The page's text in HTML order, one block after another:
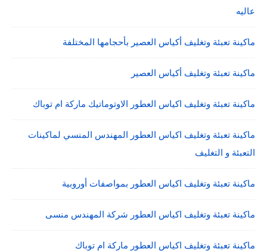
عاليه
ماكينة تعبئة وتغليف أكياس العصير بأحجامها المختلفة
ماكينة تعبئة وتغليف أكياس العصير
ماكينة تعبئة وتغليف اكياس العطور الاوتوماتيك ماركة ام توباك
ماكينة تعبئة وتغليف اكياس العطور المهندس المنسي لماكينات
التعبئة و التغليف
ماكينة تعبئة وتغليف اكياس العطور بمواصفات أوروبية
ماكينة تعبئة وتغليف اكياس العطور شركة المهندس منسى
ماكينة تعبئة وتغليف اكياس العطور ماركة ام توباك